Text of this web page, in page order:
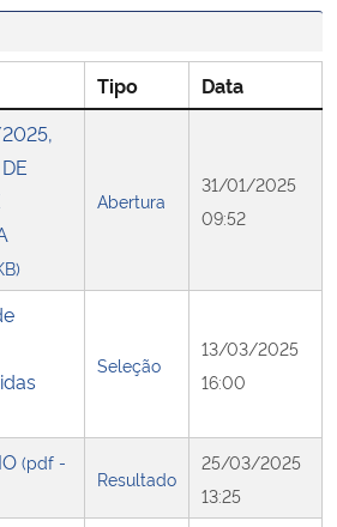
Tipo
Data
Abertura
31/01/2025
09:52
Seleção
13/03/2025
16:00
(pdf -
Resultado
25/03/2025
13:25